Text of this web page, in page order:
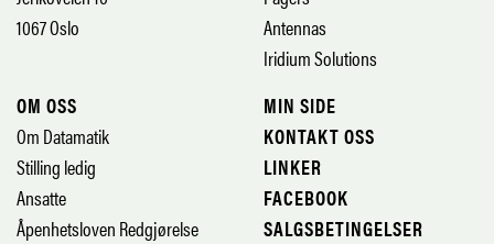
1067 Oslo
Antennas
Iridium Solutions
OM OSS
Om Datamatik
Stilling ledig
Ansatte
Åpenhetsloven Redgjørelse
MIN SIDE
KONTAKT OSS
LINKER
FACEBOOK
SALGSBETINGELSER